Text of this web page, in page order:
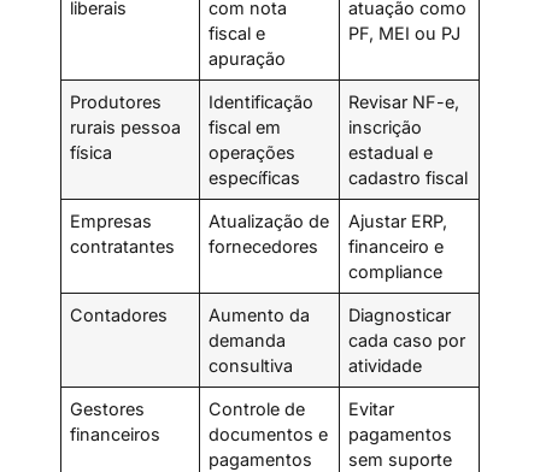
liberais
com nota
fiscal e
apuração
atuação como
PF, MEI ou PJ
Produtores
rurais pessoa
física
Identificação
fiscal em
operações
específicas
Revisar NF-e,
inscrição
estadual e
cadastro fiscal
Empresas
contratantes
Atualização de
fornecedores
Ajustar ERP,
financeiro e
compliance
Contadores
Aumento da
demanda
consultiva
Diagnosticar
cada caso por
atividade
Gestores
financeiros
Controle de
documentos e
pagamentos
Evitar
pagamentos
sem suporte